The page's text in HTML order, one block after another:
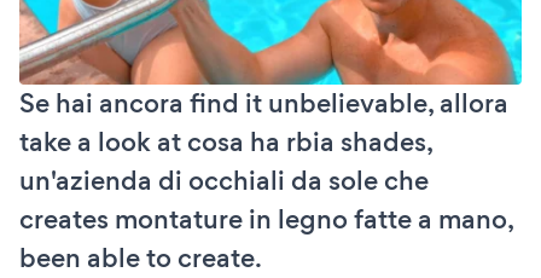
Se hai ancora find it unbelievable, allora
take a look at cosa ha rbia shades,
un'azienda di occhiali da sole che
creates montature in legno fatte a mano,
been able to create.